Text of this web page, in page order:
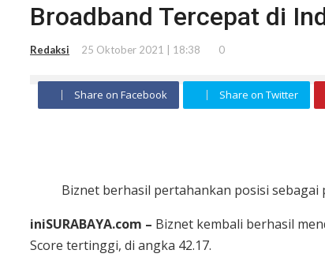
Broadband Tercepat di
Redaksi 25 Oktober 2021 | 18:38 0
Share on Facebook Share on Twitter
Biznet berhasil pertahankan posisi
iniSURABAYA.com – Biznet kembali berhasil
Score tertinggi, di angka 42.17.